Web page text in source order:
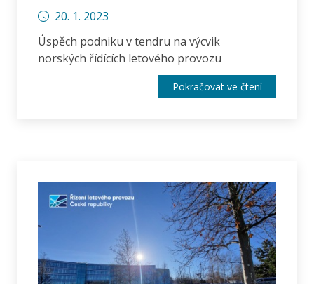
20. 1. 2023
Úspěch podniku v tendru na výcvik
norských řídících letového provozu
Pokračovat ve čtení